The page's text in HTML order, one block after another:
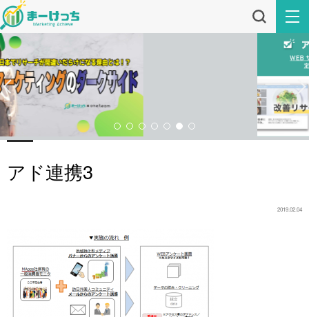
アド連携3
2019.02.04